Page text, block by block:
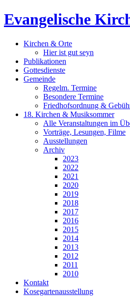
Evangelische
Kirchen & Orte
Hier ist gut seyn
Publikationen
Gottesdienste
Gemeinde
Regelm. Termine
Besondere Termine
Friedhofsordnung &
18. Kirchen & Musiksommer
Alle Veranstaltungen im
Vorträge, Lesungen, Filme
Ausstellungen
Archiv
2023
2022
2021
2020
2019
2018
2017
2016
2015
2014
2013
2012
2011
2010
Kontakt
Kosegartenausstellung